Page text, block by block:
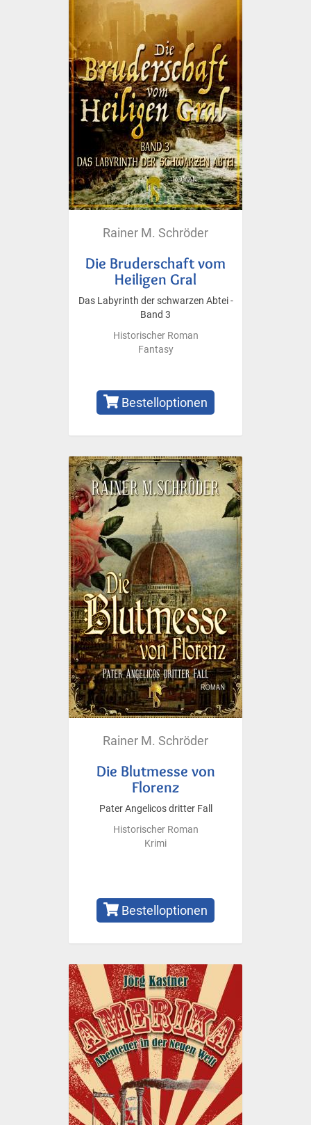
Rainer M. Schröder
Die Bruderschaft vom
Heiligen Gral
Das Labyrinth der schwarzen Abtei -
Band 3
Historischer Roman
Fantasy
Bestelloptionen
Rainer M. Schröder
Die Blutmesse von
Florenz
Pater Angelicos dritter Fall
Historischer Roman
Krimi
Bestelloptionen